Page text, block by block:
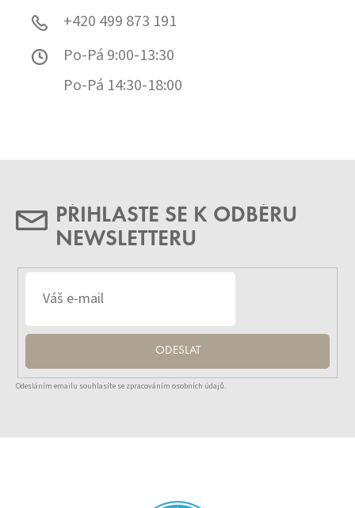
+420 499 873 191
Po-Pá 9:00-13:30
Po-Pá 14:30-18:00
PŘIHLASTE SE K ODBĚRU
NEWSLETTERU
ODESLAT
Odesláním emailu souhlasíte se zpracováním osobních údajů.